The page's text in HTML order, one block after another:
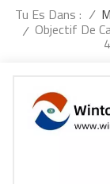
Tu Es Dans : /
/ Objectif De